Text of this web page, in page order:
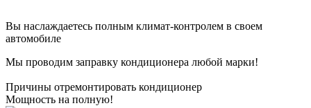
Вы наслаждаетесь полным климат-контролем в своем
автомобиле
Мы проводим заправку кондиционера любой марки!
Причины отремонтировать кондиционер
Мощность на полную!